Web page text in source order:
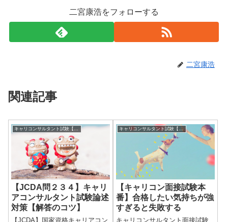
二宮康浩をフォローする
二宮康浩
関連記事
【JCDA問２３４】キャリ
アコンサルタント試験論述
対策【解答のコツ】
【JCDA】国家資格キャリアコン
【キャリコン面接試験本
番】合格したい気持ちが強
すぎると失敗する
キャリコンサルタント面接試験